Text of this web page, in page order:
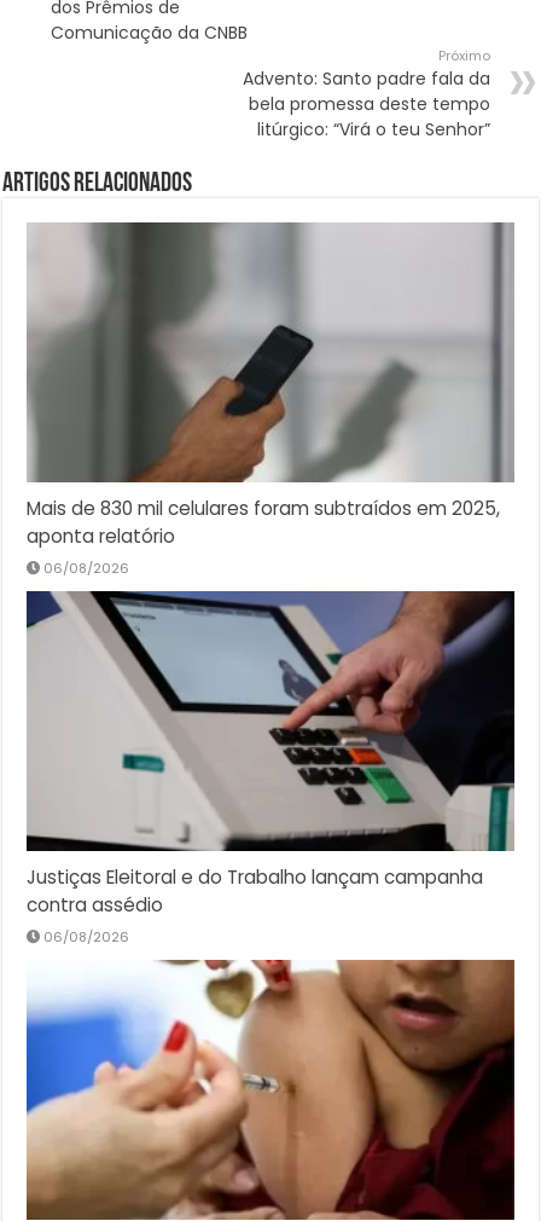
dos Prêmios de
Comunicação da CNBB
Próximo
Advento: Santo padre fala da
bela promessa deste tempo
litúrgico: “Virá o teu Senhor”
Artigos Relacionados
Mais de 830 mil celulares foram subtraídos em 2025,
aponta relatório
06/08/2026
Justiças Eleitoral e do Trabalho lançam campanha
contra assédio
06/08/2026